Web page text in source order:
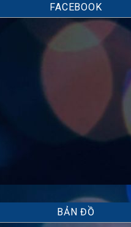
FACEBOOK
BẢN ĐỒ